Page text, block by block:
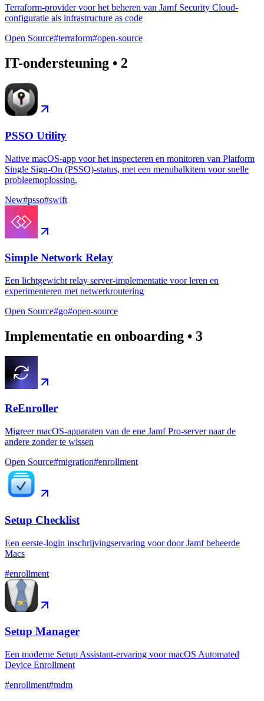
Terraform-provider voor het beheren van Jamf Security Cloud-
configuratie als infrastructure as code
Open Source#terraform#open-source
IT-ondersteuning • 2
PSSO Utility
Native macOS-app voor het inspecteren en monitoren van Platform
Single Sign-On (PSSO)-status, met een menubalkitem voor snelle
probleemoplossing.
New#psso#swift
Simple Network Relay
Een lichtgewicht relay server-implementatie voor leren en
experimenteren met netwerkroutering
Open Source#go#open-source
Implementatie en onboarding • 3
ReEnroller
Migreer macOS-apparaten van de ene Jamf Pro-server naar de
andere zonder te wissen
Open Source#migration#enrollment
Setup Checklist
Een eerste-login inschrijvingservaring voor door Jamf beheerde
Macs
#enrollment
Setup Manager
Een moderne Setup Assistant-ervaring voor macOS Automated
Device Enrollment
#enrollment#mdm